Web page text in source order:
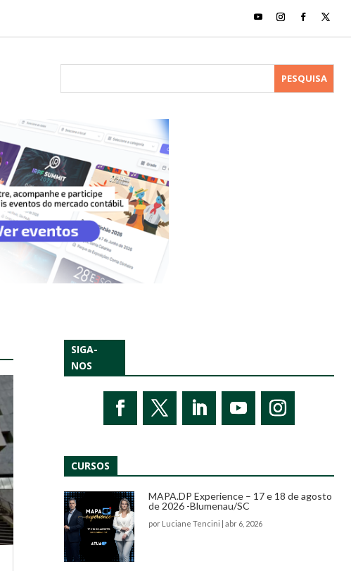
SIGA-
NOS
CURSOS
MAPA.DP Experience – 17 e 18 de agosto
de 2026 -Blumenau/SC
por Luciane Tencini | abr 6, 2026